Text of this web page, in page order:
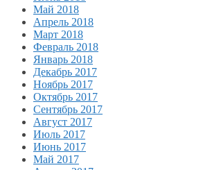
Май 2018
Апрель 2018
Март 2018
Февраль 2018
Январь 2018
Декабрь 2017
Ноябрь 2017
Октябрь 2017
Сентябрь 2017
Август 2017
Июль 2017
Июнь 2017
Май 2017